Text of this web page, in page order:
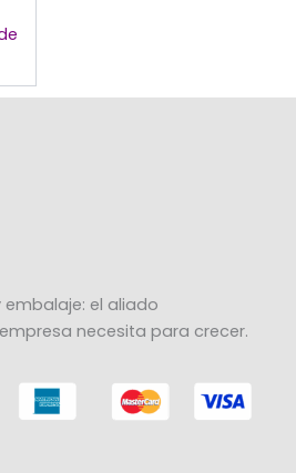
embalaje: el aliado
necesita para crecer.